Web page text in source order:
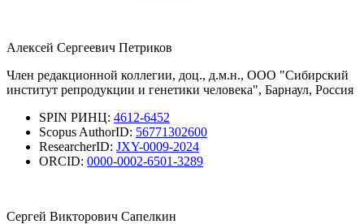
Алексей Сергеевич Петриков
Член редакционной коллегии, доц., д.м.н., ООО "Сибирский
институт репродукции и генетики человека", Барнаул, Россия
SPIN РИНЦ: 4612-6452
Scopus AuthorID: 56771302600
ResearcherID: JXY-0009-2024
ORCID: 0000-0002-6501-3289
Сергей Викторович Сапелкин